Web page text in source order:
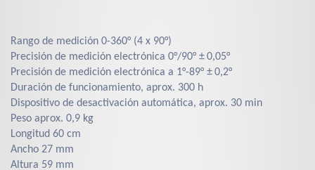
Rango de medición 0-360° (4 x 90°)
Precisión de medición electrónica 0°/90° ± 0,05°
Precisión de medición electrónica a 1°-89° ± 0,2°
Duración de funcionamiento, aprox. 300 h
Dispositivo de desactivación automática, aprox. 30 min
Peso aprox. 0,9 kg
Longitud 60 cm
Ancho 27 mm
Altura 59 mm